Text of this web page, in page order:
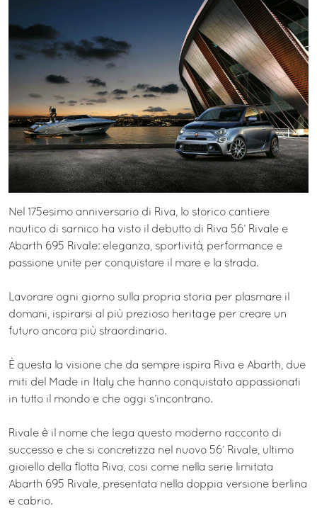
Nel 175esimo anniversario di Riva, lo storico cantiere
nautico di sarnico ha visto il debutto di Riva 56’ Rivale e
Abarth 695 Rivale: eleganza, sportività, performance e
passione unite per conquistare il mare e la strada.
Lavorare ogni giorno sulla propria storia per plasmare il
domani, ispirarsi al più prezioso heritage per creare un
futuro ancora più straordinario.
È questa la visione che da sempre ispira Riva e Abarth, due
miti del Made in Italy che hanno conquistato appassionati
in tutto il mondo e che oggi s’incontrano.
Rivale è il nome che lega questo moderno racconto di
successo e che si concretizza nel nuovo 56’ Rivale, ultimo
gioiello della flotta Riva, cosi come nella serie limitata
Abarth 695 Rivale, presentata nella doppia versione berlina
e cabrio.